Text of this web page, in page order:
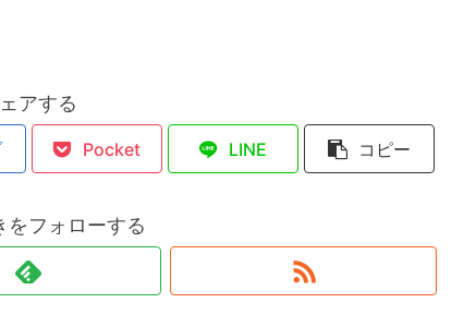
アする
Pocket LINE コピー
をフォローする